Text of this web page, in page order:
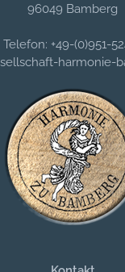
96049 Bamberg
Telefon: +49-(0)951-
harmonie-